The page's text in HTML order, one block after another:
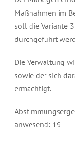
Maßnahmen im
soll die Variante
durchgeführt
Die Verwaltung
sowie der sich
ermächtigt.
anwesend: 19